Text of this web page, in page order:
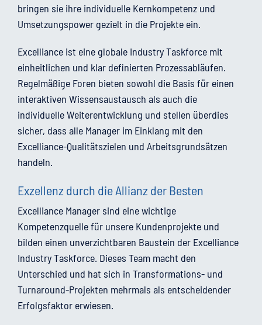
bringen sie ihre individuelle Kernkompetenz und
Umsetzungspower gezielt in die Projekte ein.
Excelliance ist eine globale Industry Taskforce mit
einheitlichen und klar definierten Prozessabläufen.
Regelmäßige Foren bieten sowohl die Basis für einen
interaktiven Wissensaustausch als auch die
individuelle Weiterentwicklung und stellen überdies
sicher, dass alle Manager im Einklang mit den
Excelliance-Qualitätszielen und Arbeitsgrundsätzen
handeln.
Exzellenz durch die Allianz der Besten
Excelliance Manager sind eine wichtige
Kompetenzquelle für unsere Kundenprojekte und
bilden einen unverzichtbaren Baustein der Excelliance
Industry Taskforce. Dieses Team macht den
Unterschied und hat sich in Transformations- und
Turnaround-Projekten mehrmals als entscheidender
Erfolgsfaktor erwiesen.